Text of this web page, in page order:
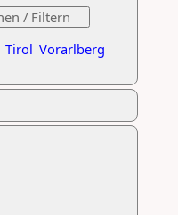
Tirol Vorarlberg